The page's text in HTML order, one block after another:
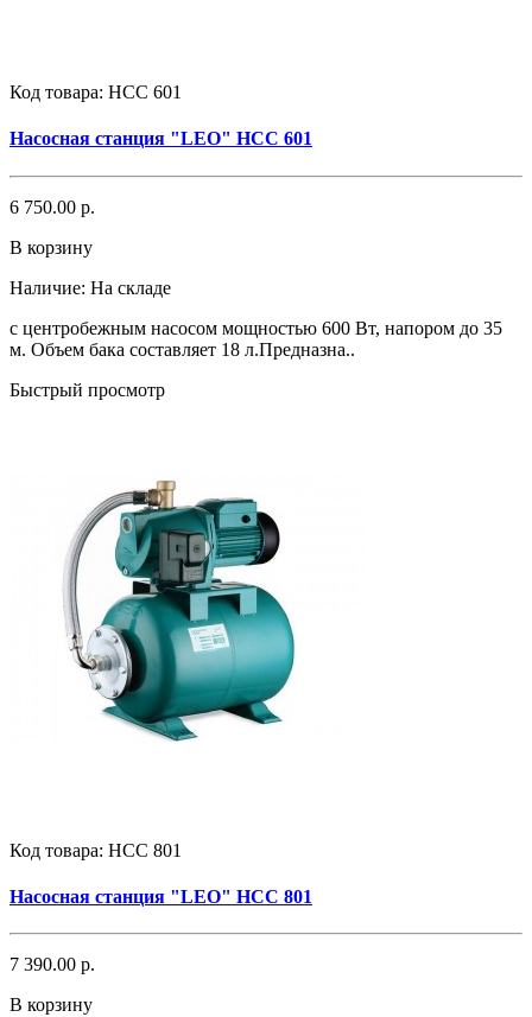
Код товара: НСС 601
Насосная станция "LEO" НСС 601
6 750.00 р.
В корзину
Наличие: На складе
с центробежным насосом мощностью 600 Вт, напором до 35
м. Объем бака составляет 18 л.Предназна..
Быстрый просмотр
Код товара: НСС 801
Насосная станция "LEO" НСС 801
7 390.00 р.
В корзину